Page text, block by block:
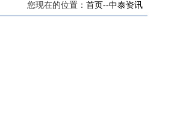
您现在的位置： 首页--中泰资讯